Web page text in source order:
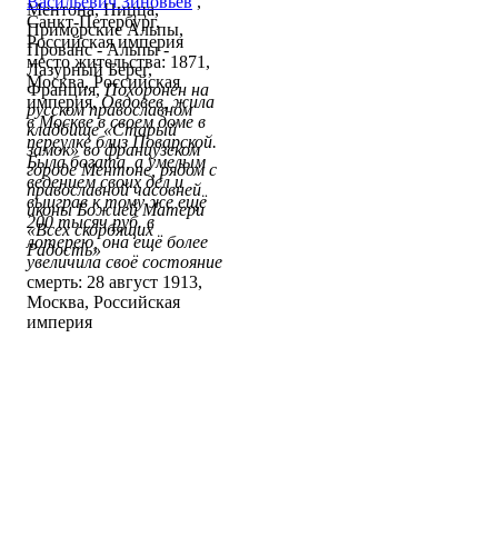
Ментона, Ницца,
Приморские Альпы,
Прованс - Альпы -
Лазурный Берег,
Франция,Похоронен на
русском православном
кладбище «Старый
замок» во французском
городе Ментоне, рядом с
православной часовней
иконы Божией Матери
«Всех скорбящих
Радость»
Санкт-Петербург,
Российская империя
место жительства: 1871,
Москва, Российская
империя,Овдовев, жила
в Москве в своем доме в
переулке близ Поварской.
Была богата, а умелым
ведением своих дел и
выиграв к тому же ещё
200 тысяч руб. в
лотерею, она ещё более
увеличила своё состояние
смерть: 28 август 1913,
Москва, Российская
империя